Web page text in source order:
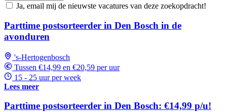
Ja, email mij de nieuwste vacatures van deze zoekopdracht!
Parttime postsorteerder in Den Bosch in de
avonduren
's-Hertogenbosch
Tussen €14,99 en €20,59 per uur
15 - 25 uur per week
Lees meer
Parttime postsorteerder in Den Bosch: €14,99 p/u!